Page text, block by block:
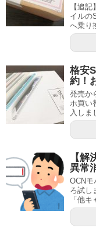
【追
イルの
へ乗り
格安
約！
発売か
ホ買い
入しま
【
異常
OCNモ
ろ試し
「他